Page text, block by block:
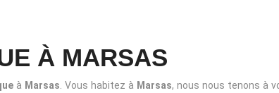
À MARSAS
à Marsas . Vous habitez à Marsas, nous nous tenons à